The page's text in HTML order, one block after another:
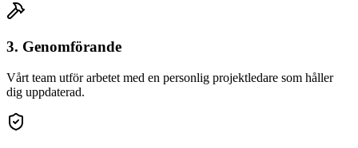
3. Genomförande
Vårt team utför arbetet med en personlig projektledare som håller
dig uppdaterad.